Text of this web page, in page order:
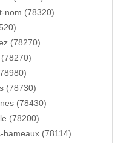
nom (78320)
(78270)
(78730)
(78430)
(78200)
hameaux (78114)